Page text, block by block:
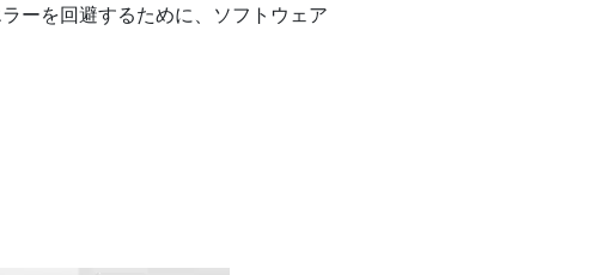
ーを回避するために、ソフトウェア